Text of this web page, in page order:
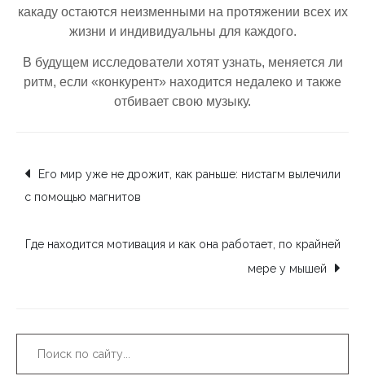
какаду остаются неизменными на протяжении всех их
жизни и индивидуальны для каждого.
В будущем исследователи хотят узнать, меняется ли
ритм, если «конкурент» находится недалеко и также
отбивает свою музыку.
Навигация
по
Его мир уже не дрожит, как раньше: нистагм вылечили
с помощью магнитов
Где находится мотивация и как она работает, по крайней
мере у мышей